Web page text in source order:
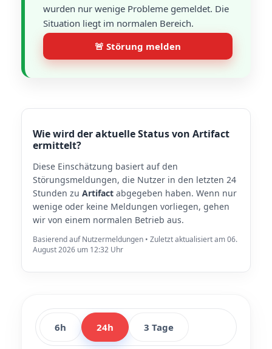
wurden nur wenige Probleme gemeldet. Die
Situation liegt im normalen Bereich.
🚨 Störung melden
Wie wird der aktuelle Status von Artifact
ermittelt?
Diese Einschätzung basiert auf den
Störungsmeldungen, die Nutzer in den letzten 24
Stunden zu Artifact abgegeben haben. Wenn nur
wenige oder keine Meldungen vorliegen, gehen
wir von einem normalen Betrieb aus.
Basierend auf Nutzermeldungen • Zuletzt aktualisiert am 06.
August 2026 um 12:32 Uhr
6h 24h 3 Tage